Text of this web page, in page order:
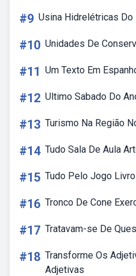
#9 Usina Hidrelétricas Do
#10 Unidades De
#11 Um Texto Em
#12 Ultimo Sabado Do
#13 Turismo Na Região
#14 Tudo Sala De Aula
#15 Tudo Pelo Jogo
#16 Tronco De Cone
#17 Tratavam-se De
#18 Transforme Os
Adjetivas